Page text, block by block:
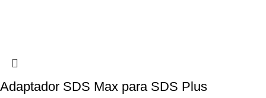
Adaptador SDS Max para SDS Plus